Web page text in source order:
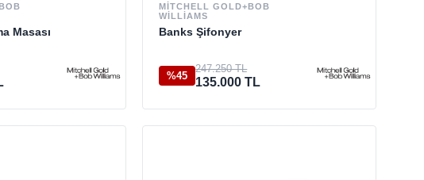
Masası
MITCHELL GOLD+BOB
WILLIAMS
Banks Şifonyer
%45
247.250 TL
135.000 TL